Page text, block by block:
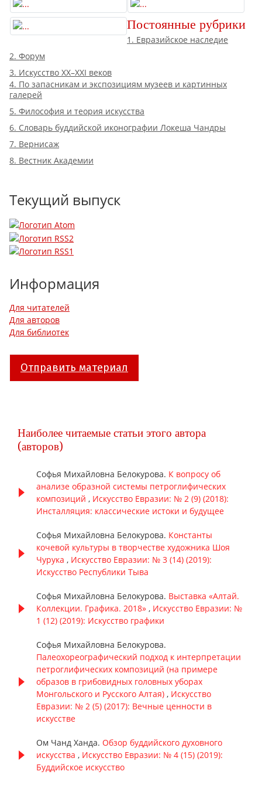
Постоянные рубрики
1. Евразийское наследие
2. Форум
3. Искусство XX–XXI веков
4. По запасникам и экспозициям музеев и картинных
галерей
5. Философия и теория искусства
6. Словарь буддийской иконографии Локеша Чандры
7. Вернисаж
8. Вестник Академии
Текущий выпуск
Информация
Для читателей
Для авторов
Для библиотек
Отправить материал
Наиболее читаемые статьи этого автора
(авторов)
Софья Михайловна Белокурова. К вопросу об
анализе образной системы петроглифических
композиций , Искусство Евразии: № 2 (9) (2018):
Инсталляция: классические истоки и будущее
Софья Михайловна Белокурова. Константы
кочевой культуры в творчестве художника Шоя
Чурука , Искусство Евразии: № 3 (14) (2019):
Искусство Республики Тыва
Софья Михайловна Белокурова. Выставка «Алтай.
Коллекции. Графика. 2018» , Искусство Евразии: №
1 (12) (2019): Искусство графики
Софья Михайловна Белокурова.
Палеохореографический подход к интерпретации
петроглифических композиций (на примере
образов в грибовидных головных уборах
Монгольского и Русского Алтая) , Искусство
Евразии: № 2 (5) (2017): Вечные ценности в
искусстве
Ом Чанд Ханда. Обзор буддийского духовного
искусства , Искусство Евразии: № 4 (15) (2019):
Буддийское искусство